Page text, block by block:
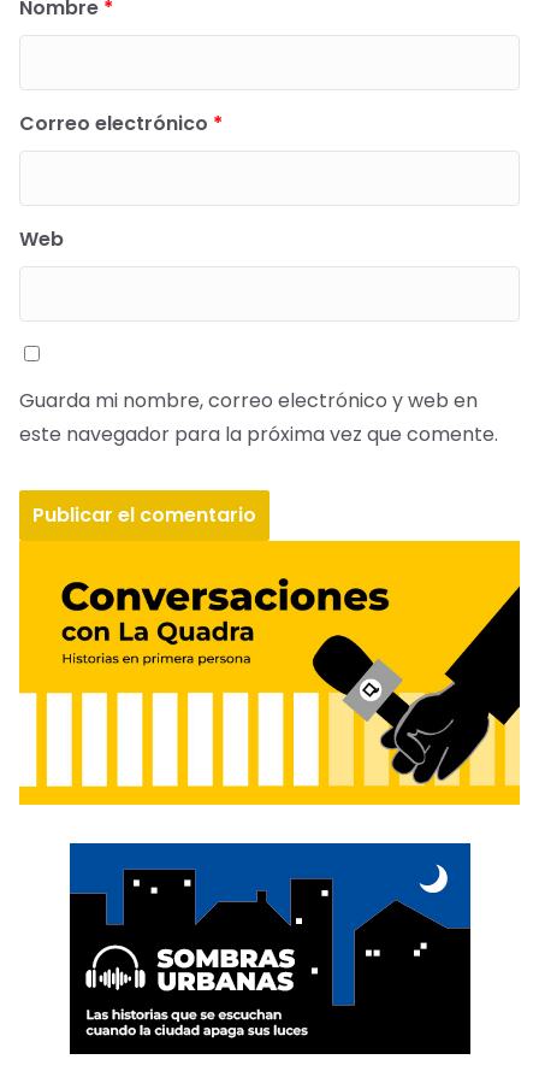
Nombre *
Correo electrónico *
Web
Guarda mi nombre, correo electrónico y web en
este navegador para la próxima vez que comente.